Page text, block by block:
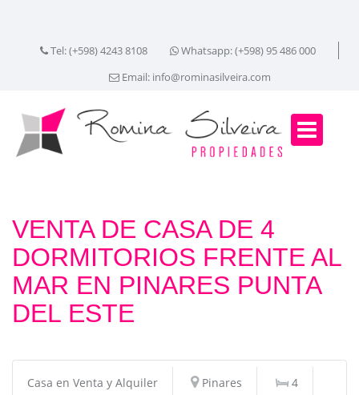
Tel: (+598) 4243 8108
Whatsapp: (+598) 95 486 000
Email: info@rominasilveira.com
VENTA DE CASA DE 4
DORMITORIOS FRENTE AL
MAR EN PINARES PUNTA
DEL ESTE
Casa en Venta y Alquiler Pinares
4